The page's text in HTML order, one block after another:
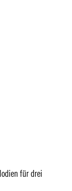
für drei